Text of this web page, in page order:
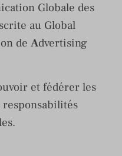
Globale des
au Global
de Advertising
et fédérer les